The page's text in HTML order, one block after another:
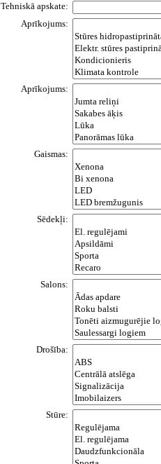
Tehniskā apskate:
Aprīkojums:
Aprīkojums:
Gaismas:
Sēdekļi:
Salons:
Drošība:
Stūre: